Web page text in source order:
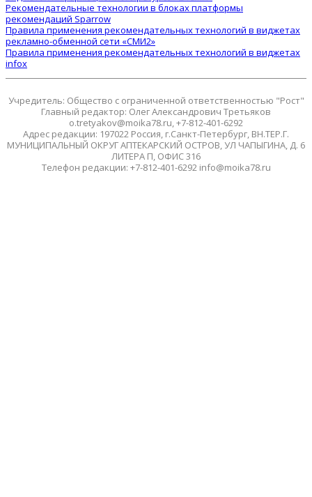
Рекомендательные технологии в блоках платформы
рекомендаций Sparrow
Правила применения рекомендательных технологий в виджетах
рекламно-обменной сети «СМИ2»
Правила применения рекомендательных технологий в виджетах
infox
Учредитель: Общество с ограниченной ответственностью "Рост"
Главный редактор: Олег Александрович Третьяков
o.tretyakov@moika78.ru, +7-812-401-6292
Адрес редакции: 197022 Россия, г.Санкт-Петербург, ВН.ТЕР.Г.
МУНИЦИПАЛЬНЫЙ ОКРУГ АПТЕКАРСКИЙ ОСТРОВ, УЛ ЧАПЫГИНА, Д. 6
ЛИТЕРА П, ОФИС 316
Телефон редакции: +7-812-401-6292 info@moika78.ru